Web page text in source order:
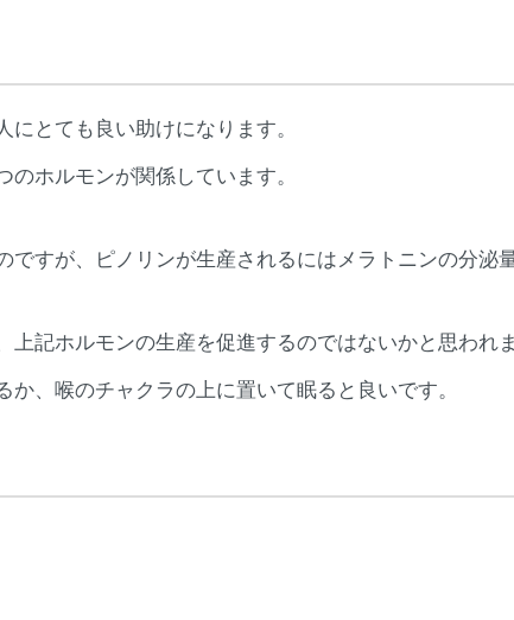
とても良い助けになります。
ホルモンが関係しています。
ですが、ピノリンが生産されるにはメラトニンの分泌
記ホルモンの生産を促進するのではないかと思われま
、喉のチャクラの上に置いて眠ると良いです。